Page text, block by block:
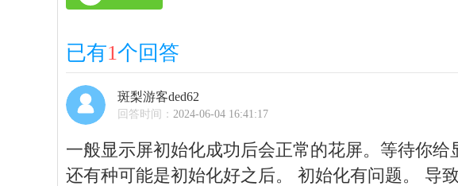
已有1个回答
斑梨游客ded62
回答时间： 2024-06-04 16:41:17
一般显示屏初始化成功后会正常的花屏。等待你
还有种可能是初始化好之后。 初始化有问题。 导